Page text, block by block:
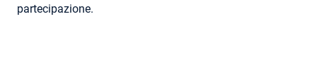
partecipazione.